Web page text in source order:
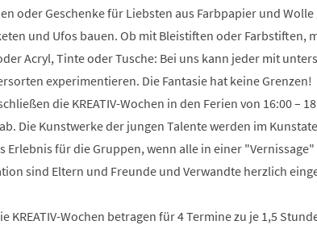
oder Geschenke für Liebsten aus Farbpapier und
und Ufos bauen. Ob mit Bleistiften oder Farbstiften,
Acryl, Tinte oder Tusche: Bei uns kann jeder mit
experimentieren. Die Fantasie hat keine Grenzen!
die KREATIV-Wochen in den Ferien von 16:00 –
Die Kunstwerke der jungen Talente werden im
Erlebnis für die Gruppen, wenn alle in einer
sind Eltern und Freunde und Verwandte herzlich
KREATIV-Wochen betragen für 4 Termine zu je 1,5